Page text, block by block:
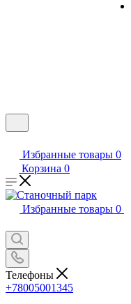
Избранные товары 0
Корзина 0
Избранные товары 0
Телефоны
+78005001345